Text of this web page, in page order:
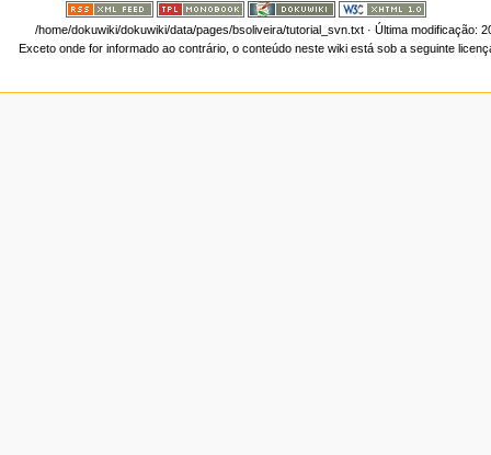
/home/dokuwiki/dokuwiki/data/pages/bsoliveira/tutorial_svn.txt· Última modificação:
Exceto onde for informado ao contrário, o conteúdo neste wiki está sob a seguinte